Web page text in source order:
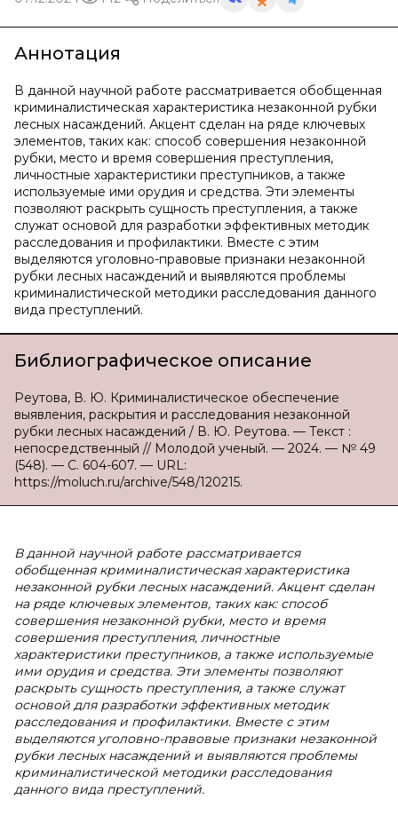
Аннотация
В данной научной работе рассматривается обобщенная
криминалистическая характеристика незаконной рубки
лесных насаждений. Акцент сделан на ряде ключевых
элементов, таких как: способ совершения незаконной
рубки, место и время совершения преступления,
личностные характеристики преступников, а также
используемые ими орудия и средства. Эти элементы
позволяют раскрыть сущность преступления, а также
служат основой для разработки эффективных методик
расследования и профилактики. Вместе с этим
выделяются уголовно-правовые признаки незаконной
рубки лесных насаждений и выявляются проблемы
криминалистической методики расследования данного
вида преступлений.
Библиографическое описание
Реутова, В. Ю. Криминалистическое обеспечение
выявления, раскрытия и расследования незаконной
рубки лесных насаждений / В. Ю. Реутова. — Текст :
непосредственный // Молодой ученый. — 2024. — № 49
(548). — С. 604-607. — URL:
https://moluch.ru/archive/548/120215.
В данной научной работе рассматривается
обобщенная криминалистическая характеристика
незаконной рубки лесных насаждений. Акцент сделан
на ряде ключевых элементов, таких как: способ
совершения незаконной рубки, место и время
совершения преступления, личностные
характеристики преступников, а также используемые
ими орудия и средства. Эти элементы позволяют
раскрыть сущность преступления, а также служат
основой для разработки эффективных методик
расследования и профилактики. Вместе с этим
выделяются уголовно-правовые признаки незаконной
рубки лесных насаждений и выявляются проблемы
криминалистической методики расследования
данного вида преступлений.